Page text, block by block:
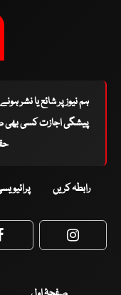
ہم نیوز پر شائع یا نشر
پیشگی اجازت کسی بھی
رابطہ کریں